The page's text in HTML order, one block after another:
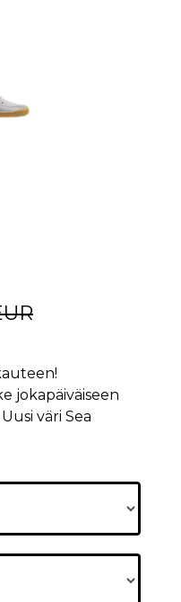
jokapäiväiseen
väri Sea